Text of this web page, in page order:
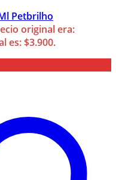
Petbrilho
original era:
es: $3.900.